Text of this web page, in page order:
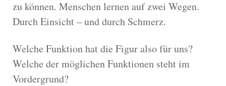
zu können. Menschen lernen auf zwei Wegen.
Durch Einsicht – und durch Schmerz.
Welche Funktion hat die Figur also für uns?
Welche der möglichen Funktionen steht im
Vordergrund?